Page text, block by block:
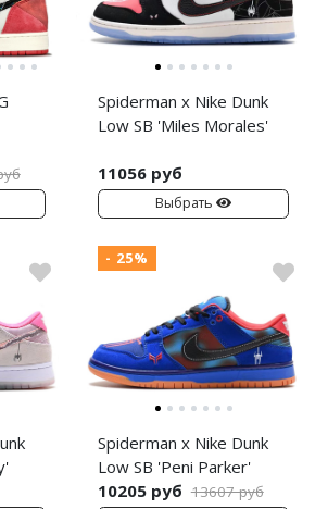
Spiderman x Nike Dunk
Low SB 'Miles Morales'
11056 руб
Выбрать
- 25%
Spiderman x Nike Dunk
Low SB 'Peni Parker'
10205 руб 13607 руб